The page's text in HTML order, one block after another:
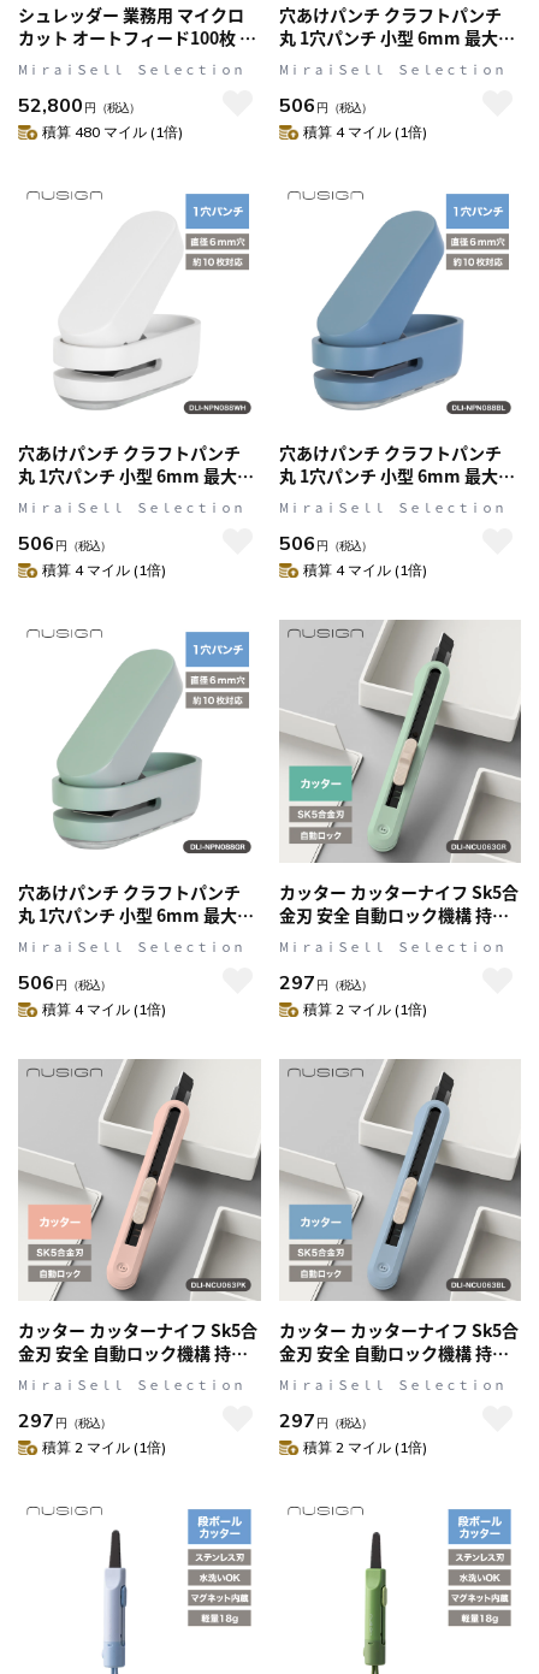
シュレッダー 業務用 マイクロ
カット オートフィード100枚 ダ
ストボックス26L ホッチキス ク
レジットカード裁断可 DLI-
ESHT081WH
MⅰｒａｉＳｅｌｌ Ｓｅｌｅｃｔｉｏｎ
52,800 円 （税込）
積算 480 マイル (1倍)
穴あけパンチ クラフトパンチ
丸 1穴パンチ 小型 6mm 最大10
枚対応 ピンク nusign[ニューサ
イン] DLI-NPN088PK
MⅰｒａｉＳｅｌｌ Ｓｅｌｅｃｔｉｏｎ
506 円 （税込）
積算 4 マイル (1倍)
穴あけパンチ クラフトパンチ
丸 1穴パンチ 小型 6mm 最大10
枚対応 ホワイト nusign[ニュー
MⅰｒａｉＳｅｌｌ Ｓｅｌｅｃｔｉｏｎ
506 円 （税込）
積算 4 マイル (1倍)
穴あけパンチ クラフトパンチ
丸 1穴パンチ 小型 6mm 最大10
枚対応 ブルー nusign[ニューサ
MⅰｒａｉＳｅｌｌ Ｓｅｌｅｃｔｉｏｎ
506 円 （税込）
積算 4 マイル (1倍)
穴あけパンチ クラフトパンチ
丸 1穴パンチ 小型 6mm 最大10
枚対応 グリーン nusign[ニュー
サイン] DLI-NPN088GR
MⅰｒａｉＳｅｌｌ Ｓｅｌｅｃｔｉｏｎ
506 円 （税込）
積算 4 マイル (1倍)
カッター カッターナイフ Sk5合
金刃 安全 自動ロック機構 持ち
やすい グリーン nusign[ニュー
サイン] DLI-NCU063GR
MⅰｒａｉＳｅｌｌ Ｓｅｌｅｃｔｉｏｎ
297 円 （税込）
積算 2 マイル (1倍)
カッター カッターナイフ Sk5合
金刃 安全 自動ロック機構 持ち
やすい ピンク nusign[ニューサ
MⅰｒａｉＳｅｌｌ Ｓｅｌｅｃｔｉｏｎ
297 円 （税込）
積算 2 マイル (1倍)
カッター カッターナイフ Sk5合
金刃 安全 自動ロック機構 持ち
やすい ブルー nusign[ニューサ
MⅰｒａｉＳｅｌｌ Ｓｅｌｅｃｔｉｏｎ
297 円 （税込）
積算 2 マイル (1倍)